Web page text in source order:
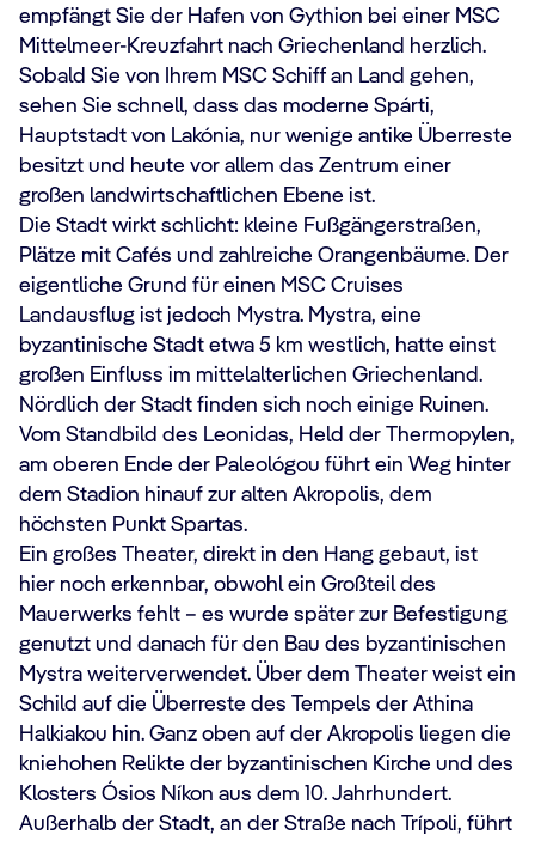
empfängt Sie der Hafen von Gythion bei einer MSC
Mittelmeer-Kreuzfahrt nach Griechenland herzlich.
Sobald Sie von Ihrem MSC Schiff an Land gehen,
sehen Sie schnell, dass das moderne Spárti,
Hauptstadt von Lakónia, nur wenige antike Überreste
besitzt und heute vor allem das Zentrum einer
großen landwirtschaftlichen Ebene ist.
Die Stadt wirkt schlicht: kleine Fußgängerstraßen,
Plätze mit Cafés und zahlreiche Orangenbäume. Der
eigentliche Grund für einen MSC Cruises
Landausflug ist jedoch Mystra. Mystra, eine
byzantinische Stadt etwa 5 km westlich, hatte einst
großen Einfluss im mittelalterlichen Griechenland.
Nördlich der Stadt finden sich noch einige Ruinen.
Vom Standbild des Leonidas, Held der Thermopylen,
am oberen Ende der Paleológou führt ein Weg hinter
dem Stadion hinauf zur alten Akropolis, dem
höchsten Punkt Spartas.
Ein großes Theater, direkt in den Hang gebaut, ist
hier noch erkennbar, obwohl ein Großteil des
Mauerwerks fehlt – es wurde später zur Befestigung
genutzt und danach für den Bau des byzantinischen
Mystra weiterverwendet. Über dem Theater weist ein
Schild auf die Überreste des Tempels der Athina
Halkiakou hin. Ganz oben auf der Akropolis liegen die
kniehohen Relikte der byzantinischen Kirche und des
Klosters Ósios Níkon aus dem 10. Jahrhundert.
Außerhalb der Stadt, an der Straße nach Trípoli, führt